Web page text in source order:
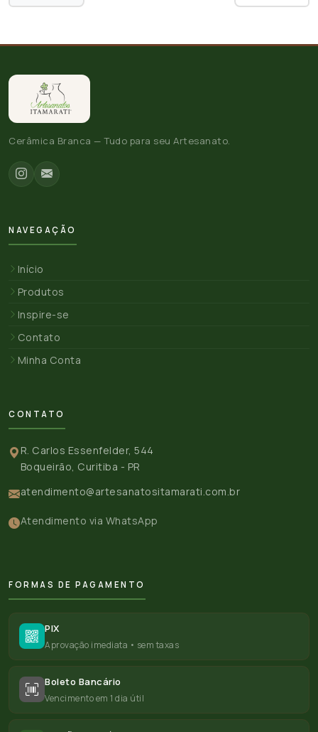
Cerâmica Branca — Tudo para seu Artesanato.
NAVEGAÇÃO
Início
Produtos
Inspire-se
Contato
Minha Conta
CONTATO
R. Carlos Essenfelder, 544
Boqueirão, Curitiba - PR
atendimento@artesanatositamarati.com.br
Atendimento via WhatsApp
FORMAS DE PAGAMENTO
PIX
Aprovação imediata • sem taxas
Boleto Bancário
Vencimento em 1 dia útil